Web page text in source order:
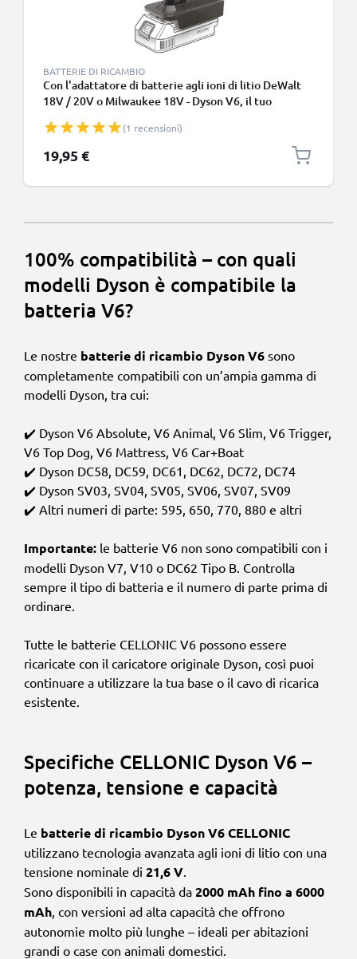
BATTERIE DI RICAMBIO
Con l'adattatore di batterie agli ioni di litio DeWalt
18V / 20V o Milwaukee 18V - Dyson V6, il tuo
necessaria per le sessioni di pulizia profonda
(1 recensioni)
19,95 €
100% compatibilità – con quali
modelli Dyson è compatibile la
batteria V6?
Le nostre batterie di ricambio Dyson V6 sono
completamente compatibili con un’ampia gamma di
modelli Dyson, tra cui:
✔️ Dyson V6 Absolute, V6 Animal, V6 Slim, V6 Trigger,
V6 Top Dog, V6 Mattress, V6 Car+Boat
✔️ Dyson DC58, DC59, DC61, DC62, DC72, DC74
✔️ Dyson SV03, SV04, SV05, SV06, SV07, SV09
✔️ Altri numeri di parte: 595, 650, 770, 880 e altri
Importante: le batterie V6 non sono compatibili con i
modelli Dyson V7, V10 o DC62 Tipo B. Controlla
sempre il tipo di batteria e il numero di parte prima di
ordinare.
Tutte le batterie CELLONIC V6 possono essere
ricaricate con il caricatore originale Dyson, così puoi
continuare a utilizzare la tua base o il cavo di ricarica
esistente.
Specifiche CELLONIC Dyson V6 –
potenza, tensione e capacità
Le batterie di ricambio Dyson V6 CELLONIC
utilizzano tecnologia avanzata agli ioni di litio con una
tensione nominale di 21,6 V.
Sono disponibili in capacità da 2000 mAh fino a 6000
mAh, con versioni ad alta capacità che offrono
autonomie molto più lunghe – ideali per abitazioni
grandi o case con animali domestici.